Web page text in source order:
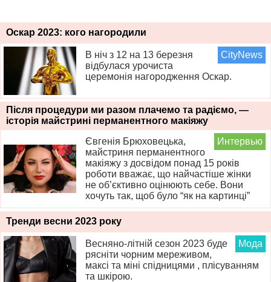
Оскар 2023: кого нагородили
CityNews
В ніч з 12 на 13 березня
відбулася урочиста
церемонія нагородження Оскар.
Після процедури ми разом плачемо та радіємо, —
історія майстрині перманентного макіяжу
Интервью
Євгенія Брюховецька,
майстриня перманентного
макіяжу з досвідом понад 15 років
роботи вважає, що найчастіше жінки
не об’єктивно оцінюють себе. Вони
хочуть так, щоб було “як на картинці”
Тренди весни 2023 року
Мода
Весняно-літній сезон 2023 буде
рясніти чорним мереживом,
максі та міні спідницями , плісуванням
та шкірою.